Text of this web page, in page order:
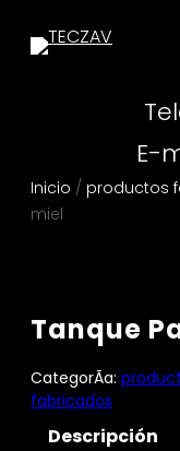
E-
Inicio / productos
miel
Tanque
CategorÃ­a:
fabricados
Descripción